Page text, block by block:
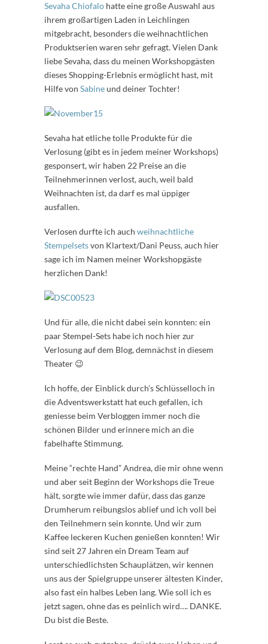
Sevaha Chiofalo hatte eine große Auswahl aus
ihrem großartigen Laden in Leichlingen
mitgebracht, besonders die weihnachtlichen
Produktserien waren sehr gefragt. Vielen Dank
liebe Sevaha, dass du meinen Workshopgästen
dieses Shopping-Erlebnis ermöglicht hast, mit
Hilfe von Sabineund deiner Tochter!
Sevaha hat etliche tolle Produkte für die
Verlosung (gibt es in jedem meiner Workshops)
gesponsert, wir haben 22 Preise an die
Teilnehmerinnen verlost, auch, weil bald
Weihnachten ist, da darf es mal üppiger
ausfallen.
Verlosen durfte ich auch weihnachtliche
Stempelsetsvon Klartext/Dani Peuss, auch hier
sage ich im Namen meiner Workshopgäste
herzlichen Dank!
Und für alle, die nicht dabei sein konnten: ein
paar Stempel-Sets habe ich noch hier zur
Verlosung auf dem Blog, demnächst in diesem
Theater 😉
Ich hoffe, der Einblick durch’s Schlüsselloch in
die Adventswerkstatt hat euch gefallen, ich
geniesse beim Verbloggen immer noch die
schönen Bilder und erinnere mich an die
fabelhafte Stimmung.
Meine “rechte Hand” Andrea, die mir ohne wenn
und aber seit Beginn der Workshops die Treue
hält, sorgte wie immer dafür, dass das ganze
Drumherum reibungslos ablief und ich voll bei
den Teilnehmern sein konnte. Und wir zum
Kaffee leckeren Kuchen genießen konnten! Wir
sind seit 27 Jahren ein Dream Team auf
unterschiedlichsten Schauplätzen, wir kennen
uns aus der Spielgruppe unserer ältesten Kinder,
also fast ein halbes Leben lang. Wie soll ich es
jetzt sagen, ohne das es peinlich wird…. DANKE.
Du bist die Beste.